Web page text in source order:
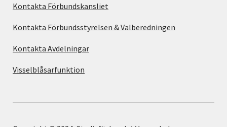
Kontakta Förbundskansliet
Kontakta Förbundsstyrelsen & Valberedningen
Kontakta Avdelningar
Visselblåsarfunktion